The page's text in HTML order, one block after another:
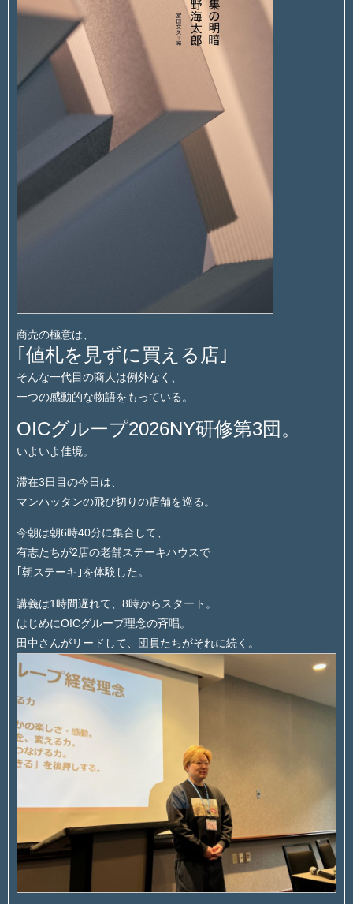
商売の極意は、
｢値札を見ずに買える店｣
そんな一代目の商人は例外なく、
一つの感動的な物語をもっている。
OICグループ2026NY研修第3団。
いよいよ佳境。
滞在3日目の今日は、
マンハッタンの飛び切りの店舗を巡る。
今朝は朝6時40分に集合して、
有志たちが2店の老舗ステーキハウスで
｢朝ステーキ｣を体験した。
講義は1時間遅れて、8時からスタート。
はじめにOICグループ理念の斉唱。
田中さんがリードして、団員たちがそれに続く。